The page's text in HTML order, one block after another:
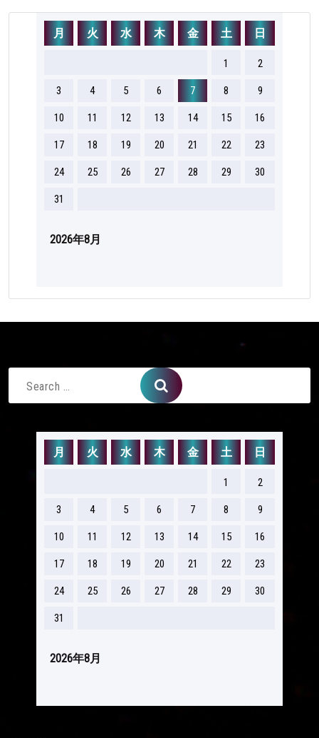
2026年8月
月 火 水 木 金 土 日
1 2
3 4 5 6 7 8 9
10 11 12 13 14 15 16
17 18 19 20 21 22 23
24 25 26 27 28 29 30
31
Search
2026年8月
月 火 水 木 金 土 日
1 2
3 4 5 6 7 8 9
10 11 12 13 14 15 16
17 18 19 20 21 22 23
24 25 26 27 28 29 30
31